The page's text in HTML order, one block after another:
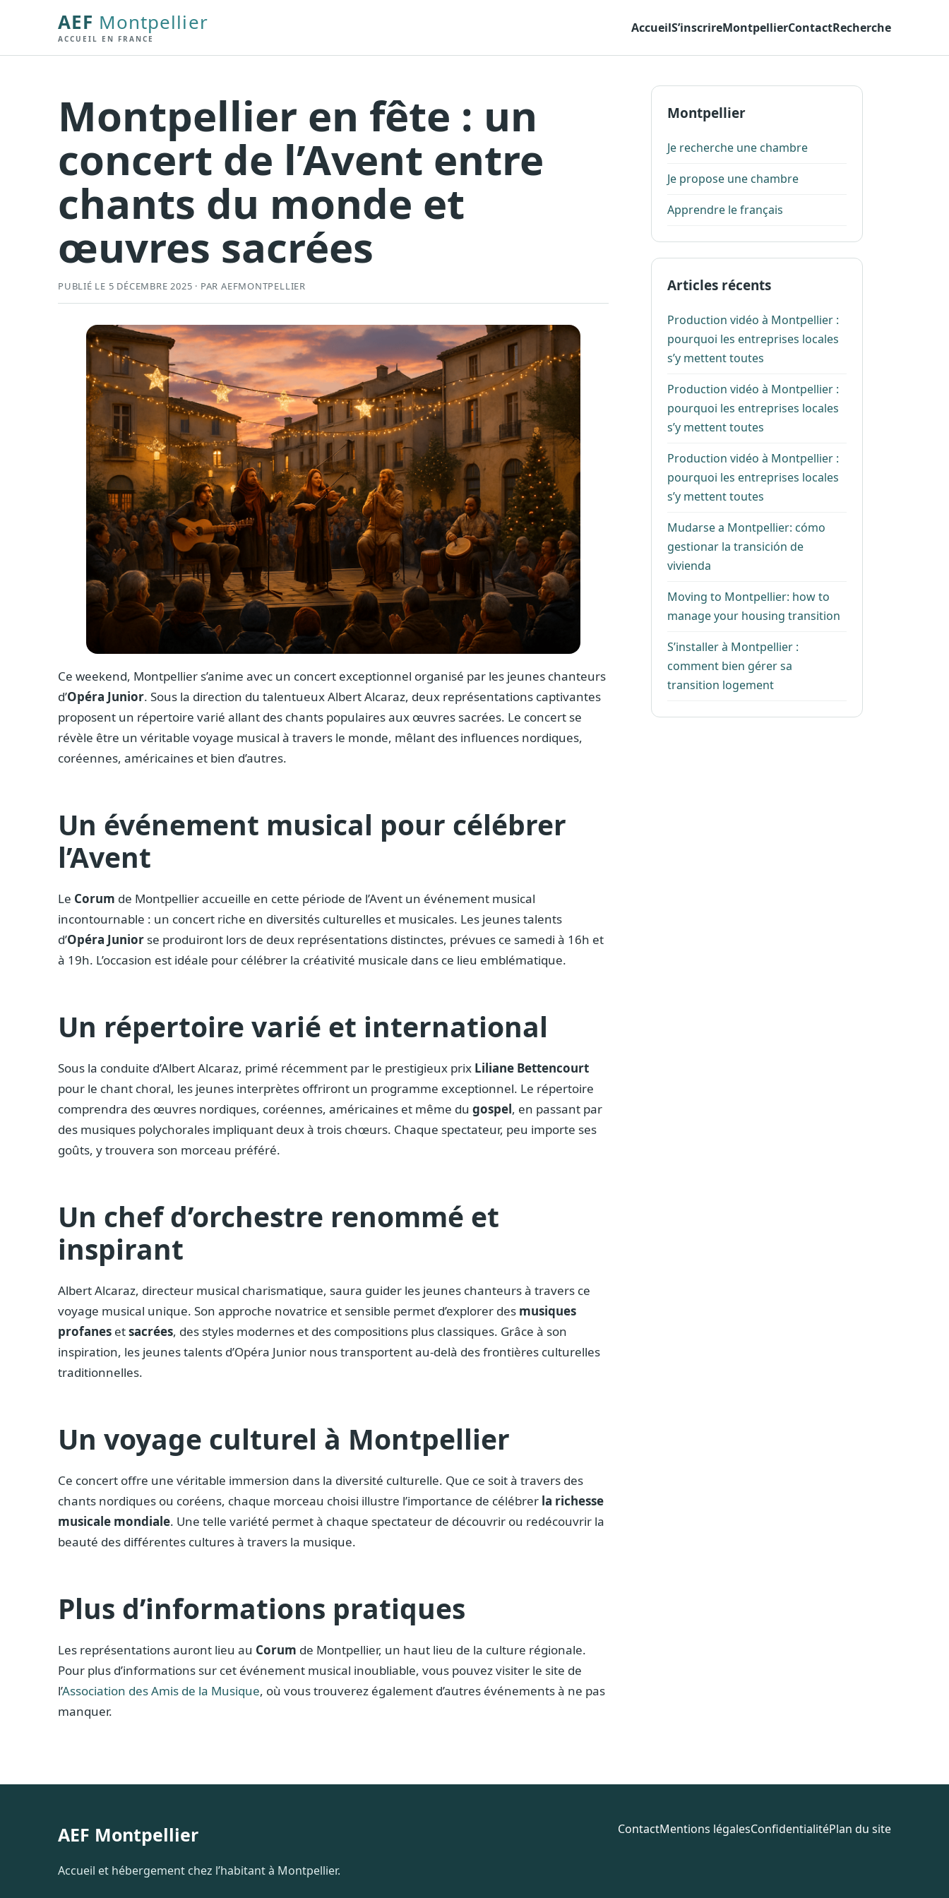
AEF Montpellier
ACCUEIL EN FRANCE
AccueilS’inscrireMontpellierContactRecherche
Montpellier en fête : un
concert de l’Avent entre
chants du monde et
œuvres sacrées
PUBLIÉ LE 5 DÉCEMBRE 2025 · PAR AEFMONTPELLIER
Ce weekend, Montpellier s’anime avec un concert exceptionnel organisé par les jeunes chanteurs
d’Opéra Junior. Sous la direction du talentueux Albert Alcaraz, deux représentations captivantes
proposent un répertoire varié allant des chants populaires aux œuvres sacrées. Le concert se
révèle être un véritable voyage musical à travers le monde, mêlant des influences nordiques,
coréennes, américaines et bien d’autres.
Un événement musical pour célébrer
l’Avent
Le Corum de Montpellier accueille en cette période de l’Avent un événement musical
incontournable : un concert riche en diversités culturelles et musicales. Les jeunes talents
d’Opéra Junior se produiront lors de deux représentations distinctes, prévues ce samedi à 16h et
à 19h. L’occasion est idéale pour célébrer la créativité musicale dans ce lieu emblématique.
Un répertoire varié et international
Sous la conduite d’Albert Alcaraz, primé récemment par le prestigieux prix Liliane Bettencourt
pour le chant choral, les jeunes interprètes offriront un programme exceptionnel. Le répertoire
comprendra des œuvres nordiques, coréennes, américaines et même du gospel, en passant par
des musiques polychorales impliquant deux à trois chœurs. Chaque spectateur, peu importe ses
goûts, y trouvera son morceau préféré.
Un chef d’orchestre renommé et
inspirant
Albert Alcaraz, directeur musical charismatique, saura guider les jeunes chanteurs à travers ce
voyage musical unique. Son approche novatrice et sensible permet d’explorer des musiques
profanes etsacrées, des styles modernes et des compositions plus classiques. Grâce à son
inspiration, les jeunes talents d’Opéra Junior nous transportent au-delà des frontières culturelles
traditionnelles.
Un voyage culturel à Montpellier
Ce concert offre une véritable immersion dans la diversité culturelle. Que ce soit à travers des
chants nordiques ou coréens, chaque morceau choisi illustre l’importance de célébrer la richesse
musicale mondiale. Une telle variété permet à chaque spectateur de découvrir ou redécouvrir la
beauté des différentes cultures à travers la musique.
Plus d’informations pratiques
Les représentations auront lieu au Corum de Montpellier, un haut lieu de la culture régionale.
Pour plus d’informations sur cet événement musical inoubliable, vous pouvez visiter le site de
l’Association des Amis de la Musique, où vous trouverez également d’autres événements à ne pas
manquer.
Montpellier
Je recherche une chambre
Je propose une chambre
Apprendre le français
Articles récents
Production vidéo à Montpellier :
pourquoi les entreprises locales
s’y mettent toutes
Production vidéo à Montpellier :
pourquoi les entreprises locales
s’y mettent toutes
Production vidéo à Montpellier :
pourquoi les entreprises locales
s’y mettent toutes
Mudarse a Montpellier: cómo
gestionar la transición de
vivienda
Moving to Montpellier: how to
manage your housing transition
S’installer à Montpellier :
comment bien gérer sa
transition logement
AEF Montpellier
Accueil et hébergement chez l’habitant à Montpellier.
ContactMentions légalesConfidentialitéPlan du site